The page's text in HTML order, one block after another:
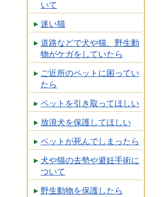
いて
迷い猫
道路などで犬や猫、野生動
物がケガをしていたら
ご近所のペットに困ってい
たら
ペットを引き取ってほしい
放浪犬を保護してほしい
ペットが死んでしまったら
犬や猫の去勢や避妊手術に
ついて
野生動物を保護したら